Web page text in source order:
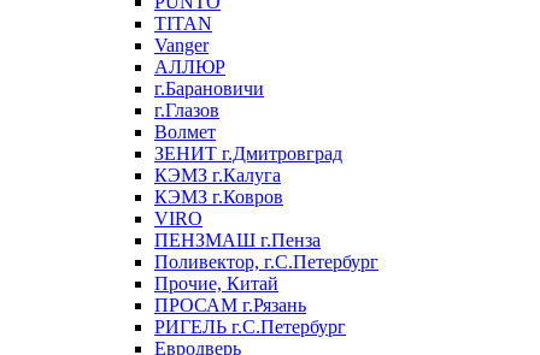
TITAN
Vanger
АЛЛЮР
г.Барановичи
г.Глазов
Волмет
ЗЕНИТ г.Дмитровград
КЭМЗ г.Калуга
КЭМЗ г.Ковров
VIRO
ПЕНЗМАШ г.Пенза
Поливектор, г.С.Петербург
Прочие, Китай
ПРОСАМ г.Рязань
РИГЕЛЬ г.С.Петербург
Евродверь